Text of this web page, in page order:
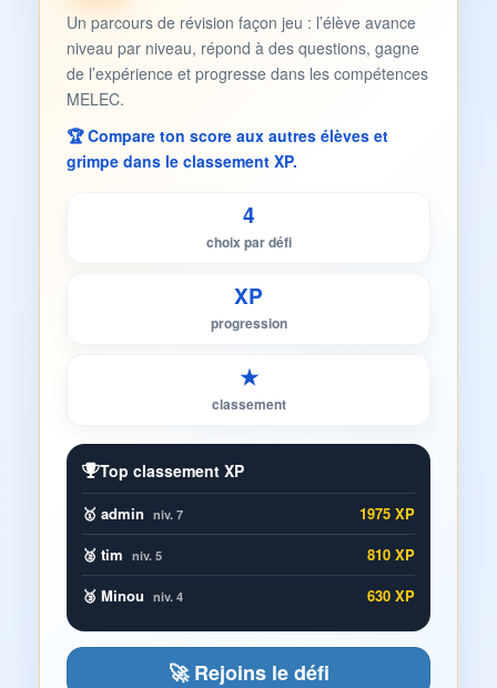
Un parcours de révision façon jeu : l’élève avance
niveau par niveau, répond à des questions, gagne
de l’expérience et progresse dans les compétences
MELEC.
🏆 Compare ton score aux autres élèves et
grimpe dans le classement XP.
4
choix par défi
XP
progression
★
classement
Top classement XP
🥇 admin niv. 7
1975 XP
🥈 tim niv. 5
810 XP
🥉 Minou niv. 4 630 XP
🚀 Rejoins le défi